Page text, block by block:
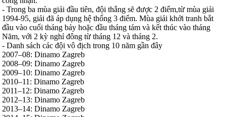
Hồng Kông
Indonesia
Iran
Iraq
Jordan
- Trong ba mùa giải đầu tiên, đội thắng sẽ được 2 điểm,từ mùa giải
1994-95, giải đã áp dụng hệ thống 3 điểm. Mùa giải khởi tranh bắt
đầu vào cuối tháng bảy hoặc đầu tháng tám và kết thúc vào tháng
Năm, với 2 kỳ nghỉ đông từ tháng 12 và tháng 2.
- Danh sách các đội vô địch trong 10 năm gần đây
2007–08: Dinamo Zagreb
2008–09: Dinamo Zagreb
2009–10: Dinamo Zagreb
2010–11: Dinamo Zagreb
2011–12: Dinamo Zagreb
2012–13: Dinamo Zagreb
2013–14: Dinamo Zagreb